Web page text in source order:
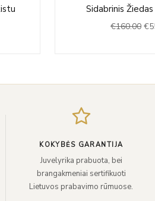
Sidabrinis
€160.00 €
KOKYBĖS GARANTIJA
Juvelyrika prabuota, bei
brangakmeniai sertifikuoti
Lietuvos prabavimo rūmuose.